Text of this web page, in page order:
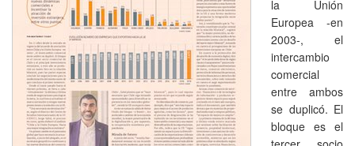
la Unión
Europea -en
2003-, el
intercambio
comercial
entre ambos
se duplicó. El
bloque es el